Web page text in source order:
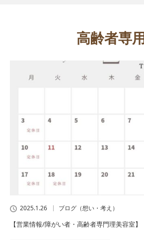
高齢者専用
2025.1.26 ブログ（想い・考え）
【営業情報/障がい者・高齢者専門理美容室】